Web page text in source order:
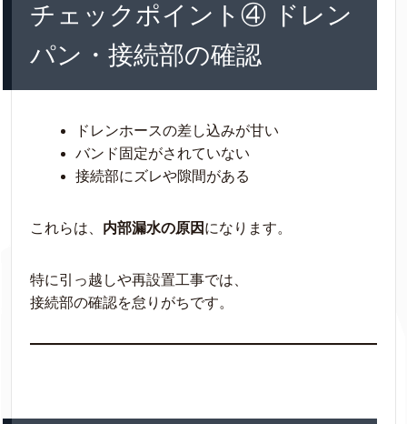
チェックポイント④ ドレン
パン・接続部の確認
ドレンホースの差し込みが甘い
バンド固定がされていない
接続部にズレや隙間がある
これらは、 内部漏水の原因 になります。
特に引っ越しや再設置工事では、
接続部の確認を怠りがちです。